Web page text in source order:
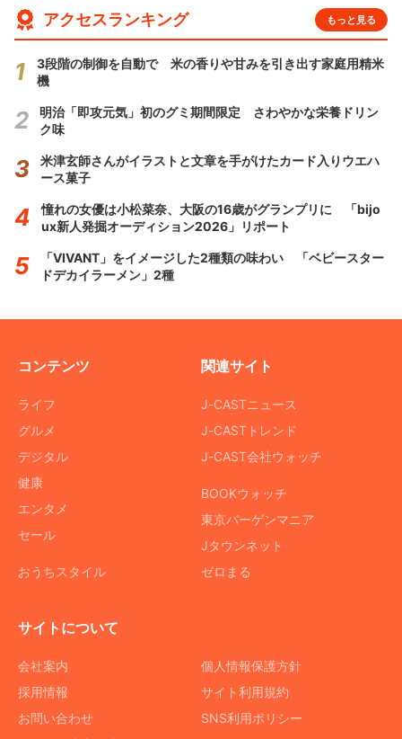
アクセスランキング もっと見る
3段階の制御を自動で 米の香りや甘みを引き出す家庭用精米
機
明治「即攻元気」初のグミ期間限定 さわやかな栄養ドリン
ク味
米津玄師さんがイラストと文章を手がけたカード入りウエハ
ース菓子
憧れの女優は小松菜奈、大阪の16歳がグランプリに 「bijo
ux新人発掘オーディション2026」リポート
「VIVANT」をイメージした2種類の味わい 「ベビースター
ドデカイラーメン」2種
コンテンツ
ライフ
グルメ
デジタル
健康
エンタメ
セール
おうちスタイル
関連サイト
J-CASTニュース
J-CASTトレンド
J-CAST会社ウォッチ
BOOKウォッチ
東京バーゲンマニア
Jタウンネット
ゼロまる
サイトについて
会社案内
採用情報
お問い合わせ
個人情報保護方針
サイト利用規約
SNS利用ポリシー